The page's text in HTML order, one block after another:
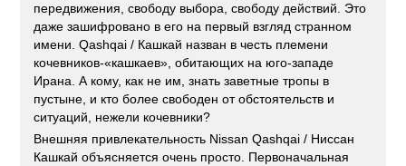
передвижения, свободу выбора, свободу действий. Это
даже зашифровано в его на первый взгляд странном
имени. Qashqai / Кашкай назван в честь племени
кочевников-«кашкаев», обитающих на юго-западе
Ирана. А кому, как не им, знать заветные тропы в
пустыне, и кто более свободен от обстоятельств и
ситуаций, нежели кочевники?
Внешняя привлекательность Nissan Qashqai / Ниссан
Кашкай объясняется очень просто. Первоначальная